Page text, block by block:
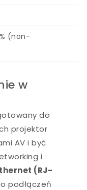
(non-
w
do
projektor
AV i być
i
(RJ-
podłączeń